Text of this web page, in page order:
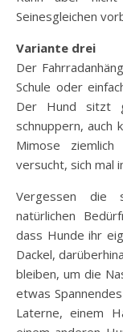
Seinesgleichen
Variante drei
Der
Schule oder
Der Hund sitzt
schnuppern, auch
Mimose
versucht, sich mal
Vergessen die
natürlichen
dass Hunde ihr
Dackel,
bleiben, um die
etwas
Laterne, einem